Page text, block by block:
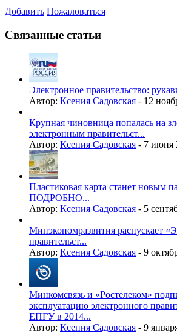
Добавить Пожаловаться
Связанные статьи
Электронное правительство:
Автор: Ксения Садовская - 12
Крупная чиновница попалась на
электронным правительст...
Автор: Ксения Садовская - 7 июня
Пластиковая карта станет новым
ПОДРОБНО...
Автор: Ксения Садовская - 5
Минэкономразвития распускает
правительст...
Автор: Ксения Садовская - 9
Минкомсвязь и «Ростелеком»
эксплуатацию электронного
ЕПГУ в 2014...
Автор: Ксения Садовская - 9